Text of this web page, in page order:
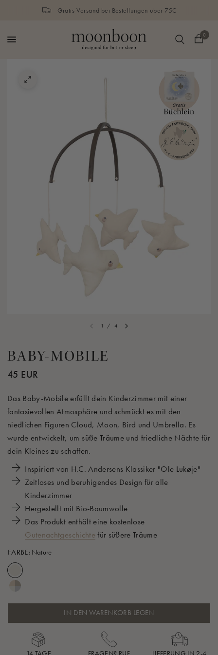
Gratis Versand bei Bestellungen über 75€
0
1 / 4
BABY-MOBILE
45 EUR
Das Baby-Mobile erfüllt dein Kinderzimmer mit einer
fantasievollen Atmosphäre und schmückt es mit den
niedlichen Figuren Cloud, Moon, Bird und Umbrella. Es
wurde entwickelt, um süße Träume und friedliche Nächte für
dein Kleines zu schaffen.
Inspiriert von H.C. Andersens Klassiker "Ole Lukøje"
Zeitloses und beruhigendes Design für alle
Kinderzimmer
Hergestellt mit Bio-Baumwolle
Das Produkt enthält eine kostenlose
Gutenachtgeschichte für süßere Träume
FARBE: Nature
IN DEN WARENKORB LEGEN
14 TAGE
FRAGEN? RUF
LIEFERUNG IN 2-4